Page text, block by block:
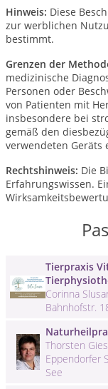
Hinweis: Diese
zur werblichen
bestimmt.
Grenzen der
medizinische
Personen oder
von Patienten mit
insbesondere bei
gemäß den
verwendeten Geräts
Rechtshinweis: Die
Erfahrungswissen.
Tierpraxis
Corinna
Bahnhofstr.
Thorsten
Eppendorfer
See